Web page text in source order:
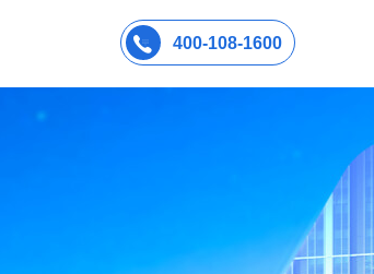
400-108-1600